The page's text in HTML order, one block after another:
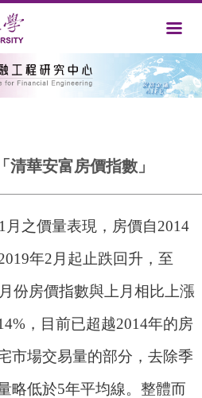
華安富房價指數」
之價量表現，房價自2014
年2月起止跌回升，至
份房價指數與上月相比上漲
，目前已超越2014年的房
市場交易量的部分，去除季
略低於5年平均線。整體而